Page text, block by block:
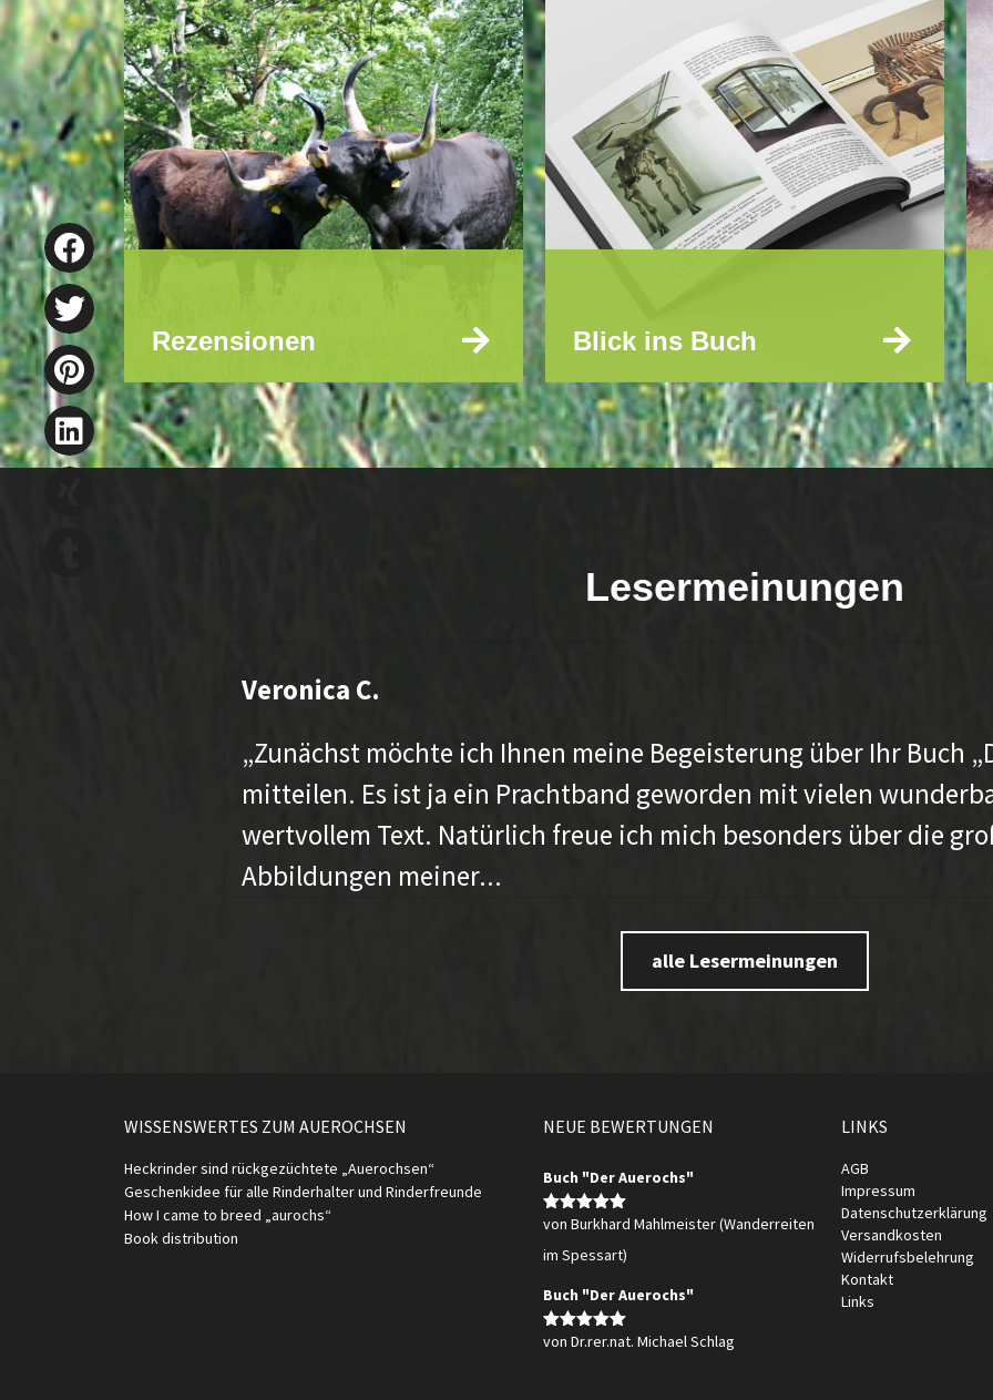
Rezensionen Blick ins Buch
Lesermeinungen
Veronica C.
„Zunächst möchte ich Ihnen meine Begeisterung über Ihr Buch
mitteilen. Es ist ja ein Prachtband geworden mit vielen
wertvollem Text. Natürlich freue ich mich besonders über die
Abbildungen meiner...
alle Lesermeinungen
WISSENSWERTES ZUM AUEROCHSEN
Heckrinder sind rückgezüchtete „Auerochsen“
Geschenkidee für alle Rinderhalter und Rinderfreunde
How I came to breed „aurochs“
Book distribution
NEUE BEWERTUNGEN
Buch "Der Auerochs"
Bewertet
von Burkhard Mahlmeister (Wanderreiten
im Spessart)
Buch "Der Auerochs"
Bewertet
von Dr.rer.nat. Michael Schlag
LINKS
AGB
Impressum
Datenschutzerklärung
Versandkosten
Widerrufsbelehrung
Kontakt
Links